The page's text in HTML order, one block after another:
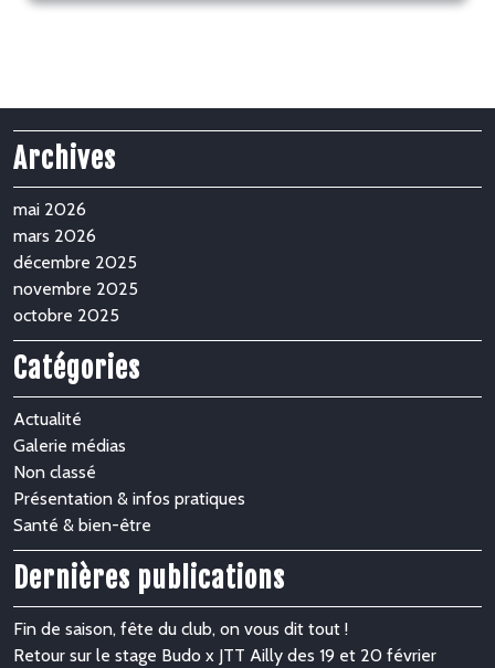
Archives
mai 2026
mars 2026
décembre 2025
novembre 2025
octobre 2025
Catégories
Actualité
Galerie médias
Non classé
Présentation & infos pratiques
Santé & bien-être
Dernières publications
Fin de saison, fête du club, on vous dit tout !
Retour sur le stage Budo x JTT Ailly des 19 et 20 février